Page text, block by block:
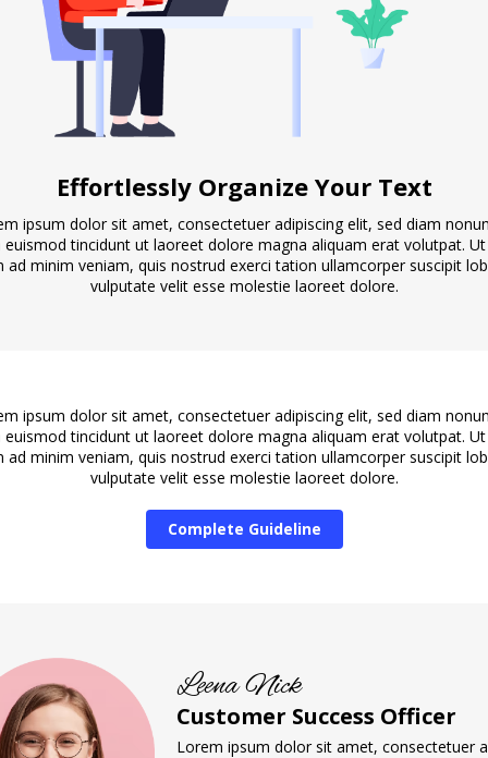
Effortlessly Organize Your Text
ipsum dolor sit amet, consectetuer adipiscing elit, sed diam
euismod tincidunt ut laoreet dolore magna aliquam erat volutpat. Ut
ad minim veniam, quis nostrud exerci tation ullamcorper suscipit
vulputate velit esse molestie laoreet dolore.
ipsum dolor sit amet, consectetuer adipiscing elit, sed diam
euismod tincidunt ut laoreet dolore magna aliquam erat volutpat. Ut
ad minim veniam, quis nostrud exerci tation ullamcorper suscipit
vulputate velit esse molestie laoreet dolore.
Complete Guideline
Leena Nick
Customer Success Officer
Lorem ipsum dolor sit amet, consectetuer